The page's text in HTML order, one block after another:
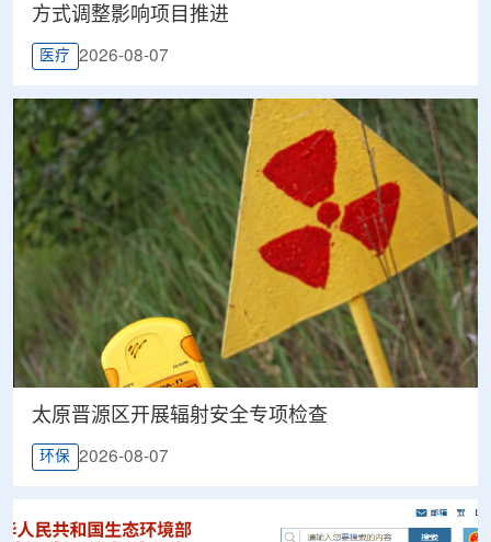
方式调整影响项目推进
医疗 2026-08-07
太原晋源区开展辐射安全专项检查
环保 2026-08-07